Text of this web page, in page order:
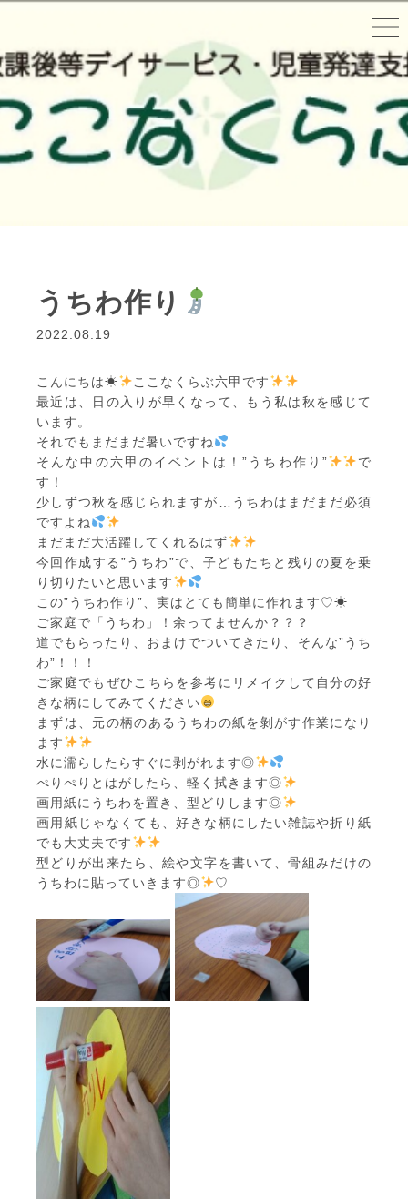
うちわ作り
2022.08.19
こんにちは☀
ここなくらぶ六甲です
最近は、日の入りが早くなって、もう私は秋を感じて
います。
それでもまだまだ暑いですね
そんな中の六甲のイベントは！”うちわ作り”
で
す！
少しずつ秋を感じられますが…うちわはまだまだ必須
ですよね
まだまだ大活躍してくれるはず
今回作成する”うちわ”で、子どもたちと残りの夏を乗
り切りたいと思います
この”うちわ作り”、実はとても簡単に作れます♡☀
ご家庭で「うちわ」！余ってませんか？？？
道でもらったり、おまけでついてきたり、そんな”うち
わ”！！！
ご家庭でもぜひこちらを参考にリメイクして自分の好
きな柄にしてみてください
まずは、元の柄のあるうちわの紙を剝がす作業になり
ます
水に濡らしたらすぐに剥がれます◎
ぺりぺりとはがしたら、軽く拭きます◎
画用紙にうちわを置き、型どりします◎
画用紙じゃなくても、好きな柄にしたい雑誌や折り紙
でも大丈夫です
型どりが出来たら、絵や文字を書いて、骨組みだけの
うちわに貼っていきます◎
♡